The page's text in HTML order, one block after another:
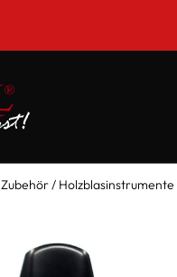
Zubehör / Holzblasinstrumente